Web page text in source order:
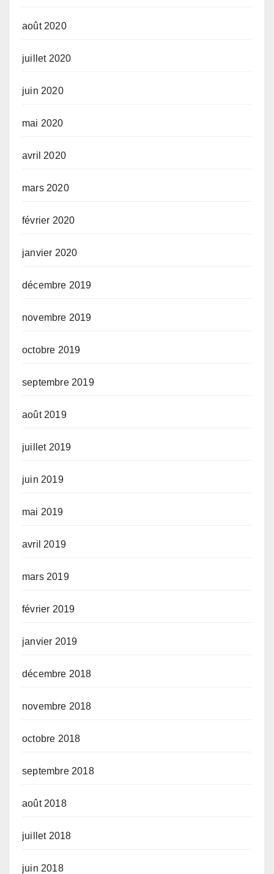
août 2020
juillet 2020
juin 2020
mai 2020
avril 2020
mars 2020
février 2020
janvier 2020
décembre 2019
novembre 2019
octobre 2019
septembre 2019
août 2019
juillet 2019
juin 2019
mai 2019
avril 2019
mars 2019
février 2019
janvier 2019
décembre 2018
novembre 2018
octobre 2018
septembre 2018
août 2018
juillet 2018
juin 2018